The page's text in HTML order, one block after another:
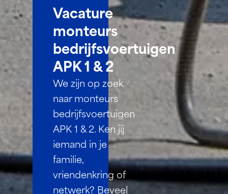
Vacature
monteurs
bedrijfsvoertuigen
APK 1 & 2
We zijn op zoek
naar monteurs
bedrijfsvoertuigen
APK 1 & 2. Ken jij
iemand in je
familie,
vriendenkring of
netwerk? Beveel